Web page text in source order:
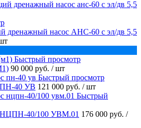
дренажный насос АНС-60 с эл/дв 5,5
Быстрый просмотр
90 000 руб. / шт
Быстрый просмотр
ПН-40 УВ 121 000 руб. / шт
Быстрый
НЦПН-40/100 УВМ.01 176 000 руб. /